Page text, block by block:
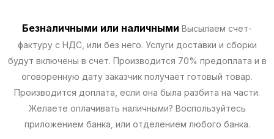
Безналичными или наличными Высылаем счет-
фактуру с НДС, или без него. Услуги доставки и сборки
будут включены в счет. Производится 70% предоплата и в
оговоренную дату заказчик получает готовый товар.
Производится доплата, если она была разбита на части.
Желаете оплачивать наличными? Воспользуйтесь
приложением банка, или отделением любого банка.